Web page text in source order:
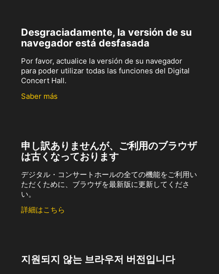
Desgraciadamente, la versión de su
navegador está desfasada
Por favor, actualice la versión de su navegador
para poder utilizar todas las funciones del Digital
Concert Hall.
Saber más
申し訳ありませんが、ご利用のブラウザ
は古くなっております
デジタル・コンサートホールの全ての機能をご利用い
ただくために、ブラウザを最新版に更新してくださ
い。
詳細はこちら
지원되지 않는 브라우저 버전입니다